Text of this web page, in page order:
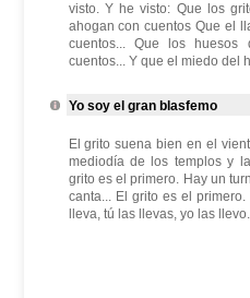
visto. Y he visto: Que los
ahogan con cuentos Que el
cuentos... Que los
cuentos... Y que el miedo del
Yo soy el gran blasfemo
El grito suena bien en el
mediodía de los templos y
grito es el primero. Hay un
canta... El grito es el
lleva, tú las llevas, yo las